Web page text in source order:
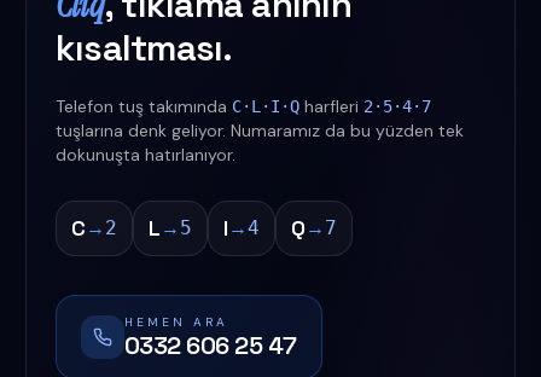
kısaltması.
Telefon tuş takımında C·L·I·Q harfleri 2·5·4·7
tuşlarına denk geliyor. Numaramız da bu yüzden tek
dokunuşta hatırlanıyor.
C→ 2 L→ 5 I→4 Q→ 7
HEMEN ARA
0332 606 25 47